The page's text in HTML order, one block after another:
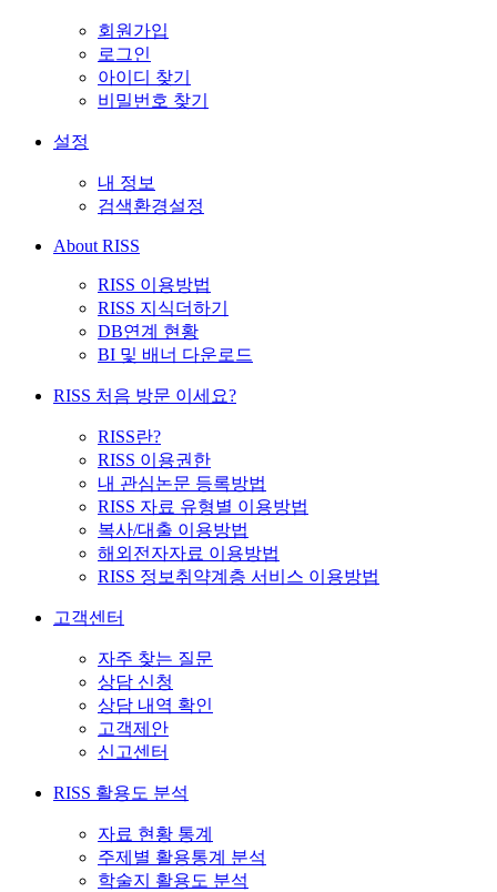
회원가입
로그인
아이디 찾기
비밀번호 찾기
설정
내 정보
검색환경설정
About RISS
RISS 이용방법
RISS 지식더하기
DB연계 현황
BI 및 배너 다운로드
RISS 처음 방문 이세요?
RISS란?
RISS 이용권한
내 관심논문 등록방법
RISS 자료 유형별 이용방법
복사/대출 이용방법
해외전자자료 이용방법
RISS 정보취약계층 서비스 이용방법
고객센터
자주 찾는 질문
상담 신청
상담 내역 확인
고객제안
신고센터
RISS 활용도 분석
자료 현황 통계
주제별 활용통계 분석
학술지 활용도 분석